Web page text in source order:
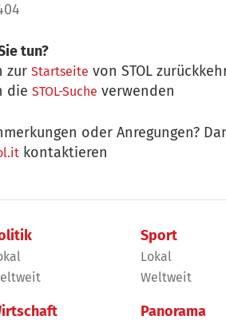
tun?
zurStartseite von STOL
dieSTOL-Suche verwenden
oder Anregungen?
kontaktieren
Sport
Lokal
Weltweit
Panorama